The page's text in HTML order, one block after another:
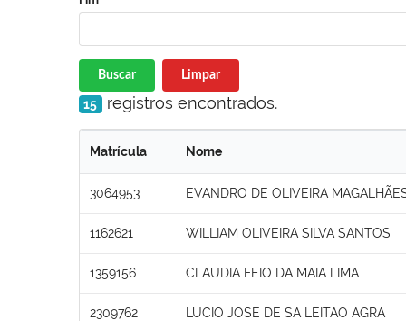
Buscar Limpar
15 registros encontrados.
Matrícula Nome
3064953 EVANDRO DE OLIVEIRA
1162621 WILLIAM OLIVEIRA SILVA SANTOS
1359156 CLAUDIA FEIO DA MAIA LIMA
2309762 LUCIO JOSE DE SA LEITAO AGRA